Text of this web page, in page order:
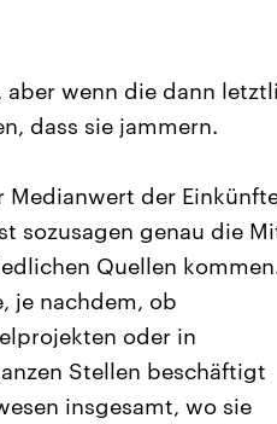
aber wenn die dann
dass sie jammern.
Medianwert der
sozusagen genau die
Quellen
je nachdem, ob
oder in
Stellen beschäftigt
insgesamt, wo sie